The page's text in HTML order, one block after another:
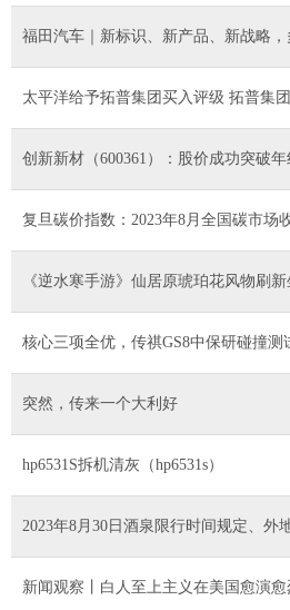
福田汽车｜新标识、新产品、新战略
太平洋给予拓普集团买入评级 拓普集
创新新材（600361）：股价成功突破
复旦碳价指数：2023年8月全国碳市场
《逆水寒手游》仙居原琥珀花风物刷
核心三项全优，传祺GS8中保研碰撞测
突然，传来一个大利好
hp6531S拆机清灰（hp6531s）
2023年8月30日酒泉限行时间规定、
新闻观察丨白人至上主义在美国愈演愈